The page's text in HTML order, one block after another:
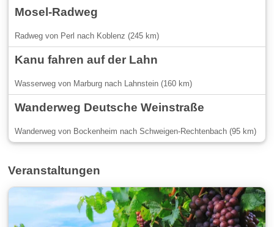
Mosel-Radweg
Radweg von Perl nach Koblenz (245 km)
Kanu fahren auf der Lahn
Wasserweg von Marburg nach Lahnstein (160 km)
Wanderweg Deutsche Weinstraße
Wanderweg von Bockenheim nach Schweigen-Rechtenbach (95 km)
Veranstaltungen